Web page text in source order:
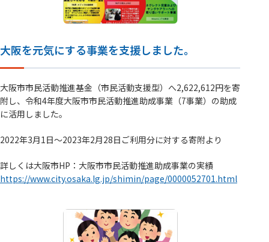
大阪を元気にする事業を支援しました。
大阪市市民活動推進基金（市民活動支援型）へ2,622,612円を寄
附し、令和4年度大阪市市民活動推進助成事業（7事業）の助成
に活用しました。
2022年3月1日～2023年2月28日ご利用分に対する寄附より
詳しくは大阪市HP：大阪市市民活動推進助成事業の実績
https://www.city.osaka.lg.jp/shimin/page/0000052701.html